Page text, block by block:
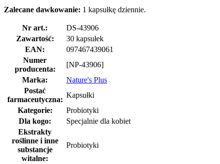
Zalecane dawkowanie: 1 kapsułkę dziennie.
Nr art.:
DS-43906
Zawartość:
30 kapsułek
EAN:
097467439061
Numer
producenta:
[NP-43906]
Marka:
Nature's Plus
Postać
farmaceutyczna:
Kapsułki
Kategorie:
Probiotyki
Dla kogo:
Specjalnie dla kobiet
Ekstrakty
roślinne i inne
substancje
witalne:
Probiotyki